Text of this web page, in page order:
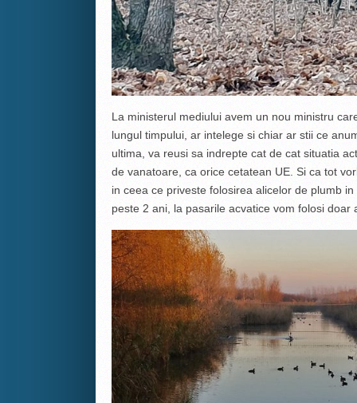
La ministerul mediului avem un nou ministru
lungul timpului, ar intelege si chiar ar stii ce
ultima, va reusi sa indrepte cat de cat situatia
de vanatoare, ca orice cetatean UE. Si ca tot
in ceea ce priveste folosirea alicelor de plumb
peste 2 ani, la pasarile acvatice vom folosi doar